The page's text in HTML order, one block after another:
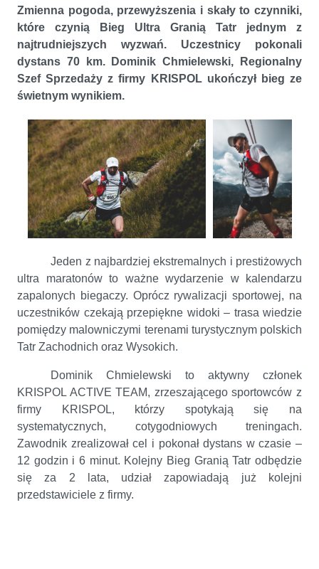
Zmienna pogoda, przewyższenia i skały to czynniki,
które czynią Bieg Ultra Granią Tatr jednym z
najtrudniejszych wyzwań. Uczestnicy pokonali
dystans 70 km. Dominik Chmielewski, Regionalny
Szef Sprzedaży z firmy KRISPOL ukończył bieg ze
świetnym wynikiem.
Jeden z najbardziej ekstremalnych i prestiżowych
ultra maratonów to ważne wydarzenie w kalendarzu
zapalonych biegaczy. Oprócz rywalizacji sportowej, na
uczestników czekają przepiękne widoki – trasa wiedzie
pomiędzy malowniczymi terenami turystycznym polskich
Tatr Zachodnich oraz Wysokich.
Dominik Chmielewski to aktywny członek
KRISPOL ACTIVE TEAM, zrzeszającego sportowców z
firmy KRISPOL, którzy spotykają się na
systematycznych, cotygodniowych treningach.
Zawodnik zrealizował cel i pokonał dystans w czasie –
12 godzin i 6 minut. Kolejny Bieg Granią Tatr odbędzie
się za 2 lata, udział zapowiadają już kolejni
przedstawiciele z firmy.